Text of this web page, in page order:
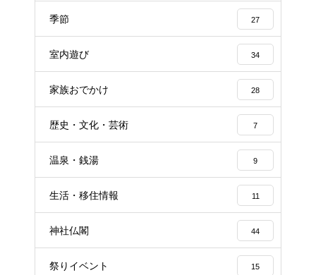
季節 27
室内遊び 34
家族おでかけ 28
歴史・文化・芸術 7
温泉・銭湯 9
生活・移住情報 11
神社仏閣 44
祭りイベント 15